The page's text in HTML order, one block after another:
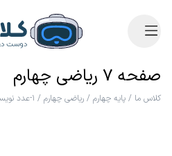
صفحه ۷ ریاضی چهارم
کلاس ما / پایه چهارم / ریاضی چهارم / ۱-عدد نویسی